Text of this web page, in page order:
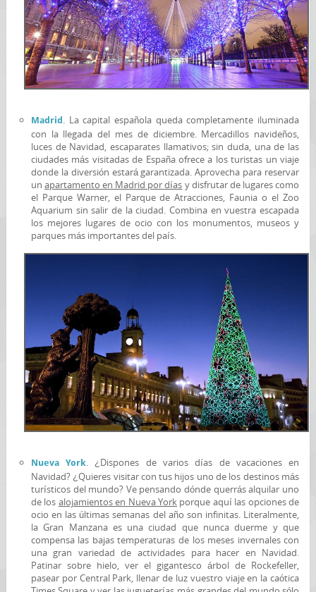
Madrid . La capital española queda completamente iluminada
con la llegada del mes de diciembre. Mercadillos navideños,
luces de Navidad, escaparates llamativos; sin duda, una de las
ciudades más visitadas de España ofrece a los turistas un viaje
donde la diversión estará garantizada. Aprovecha para reservar
unapartamento en Madrid por días y disfrutar de lugares como
el Parque Warner, el Parque de Atracciones, Faunia o el Zoo
Aquarium sin salir de la ciudad. Combina en vuestra escapada
los mejores lugares de ocio con los monumentos, museos y
parques más importantes del país.
Nueva York. ¿Dispones de varios días de vacaciones en
Navidad? ¿Quieres visitar con tus hijos uno de los destinos más
turísticos del mundo? Ve pensando dónde querrás alquilar uno
de los alojamientos en Nueva York porque aquí las opciones de
ocio en las últimas semanas del año son infinitas. Literalmente,
la Gran Manzana es una ciudad que nunca duerme y que
compensa las bajas temperaturas de los meses invernales con
una gran variedad de actividades para hacer en Navidad.
Patinar sobre hielo, ver el gigantesco árbol de Rockefeller,
pasear por Central Park, llenar de luz vuestro viaje en la caótica